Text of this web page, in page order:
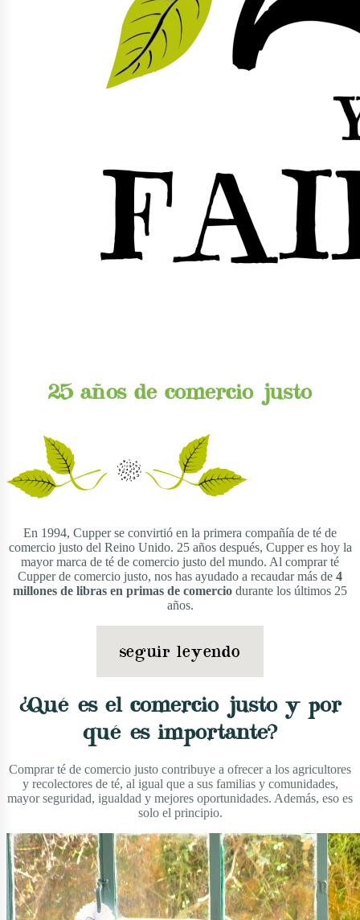
25 años de comercio justo
En 1994, Cupper se convirtió en la primera compañía de té de
comercio justo del Reino Unido. 25 años después, Cupper es hoy la
mayor marca de té de comercio justo del mundo. Al comprar té
Cupper de comercio justo, nos has ayudado a recaudar más de 4
millones de libras en primas de comercio durante los últimos 25
años.
seguir leyendo
¿Qué es el comercio justo y por
qué es importante?
Comprar té de comercio justo contribuye a ofrecer a los agricultores
y recolectores de té, al igual que a sus familias y comunidades,
mayor seguridad, igualdad y mejores oportunidades. Además, eso es
solo el principio.